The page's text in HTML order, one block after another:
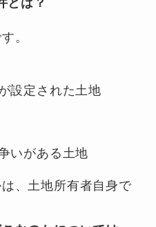
。
設定された土地
いがある土地
、土地所有者自身で